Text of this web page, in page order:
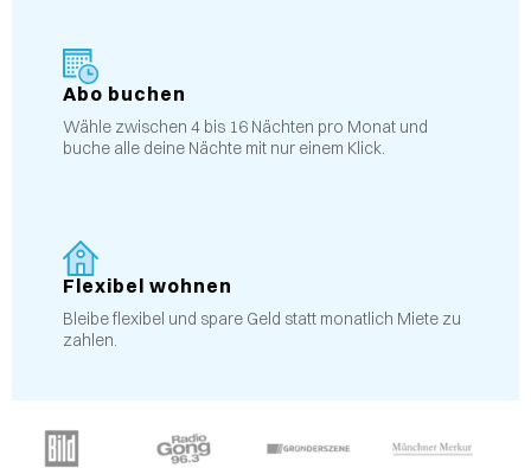
Abo buchen
Wähle zwischen 4 bis 16 Nächten pro Monat und
buche alle deine Nächte mit nur einem Klick.
Flexibel wohnen
Bleibe flexibel und spare Geld statt monatlich Miete zu
zahlen.